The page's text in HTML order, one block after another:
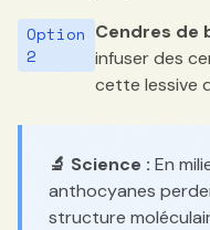
Option
2
Cendres de
infuser des
cette lessive
🔬 Science : En
anthocyanes
structure